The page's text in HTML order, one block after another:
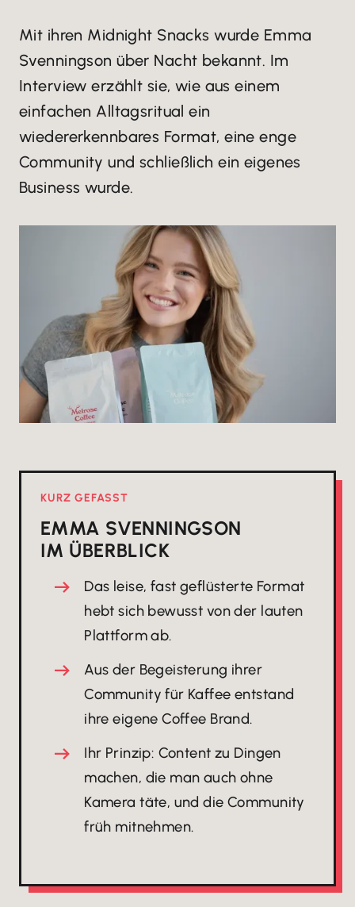
Mit ihren Midnight Snacks wurde Emma
Svenningson über Nacht bekannt. Im
Interview erzählt sie, wie aus einem
einfachen Alltagsritual ein
wiedererkennbares Format, eine enge
Community und schließlich ein eigenes
Business wurde.
KURZ GEFASST
EMMA SVENNINGSON
IM ÜBERBLICK
Das leise, fast geflüsterte Format
hebt sich bewusst von der lauten
Plattform ab.
Aus der Begeisterung ihrer
Community für Kaffee entstand
ihre eigene Coffee Brand.
Ihr Prinzip: Content zu Dingen
machen, die man auch ohne
Kamera täte, und die Community
früh mitnehmen.